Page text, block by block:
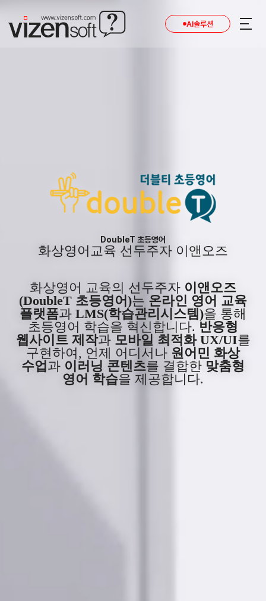
AI솔루션
DoubleT 초등영어
화상영어교육 선두주자 이앤오즈
화상영어 교육의 선두주자 이앤오즈
(DoubleT 초등영어)는 온라인 영어 교육
플랫폼과 LMS(학습관리시스템)을 통해
초등영어 학습을 혁신합니다. 반응형
웹사이트 제작과 모바일 최적화 UX/UI를
구현하여, 언제 어디서나 원어민 화상
수업 과 이러닝 콘텐츠를 결합한 맞춤형
영어 학습을 제공합니다.